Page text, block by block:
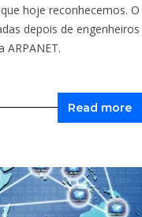
hoje reconhecemos. O
depois de engenheiros
Read more